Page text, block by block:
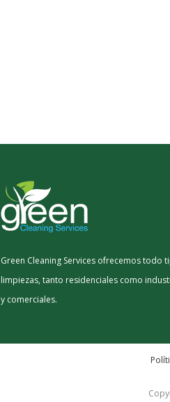
Green Cleaning Services ofrecemos todo
limpiezas, tanto residenciales como
y comerciales.